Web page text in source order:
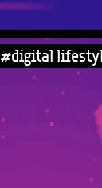
#digital